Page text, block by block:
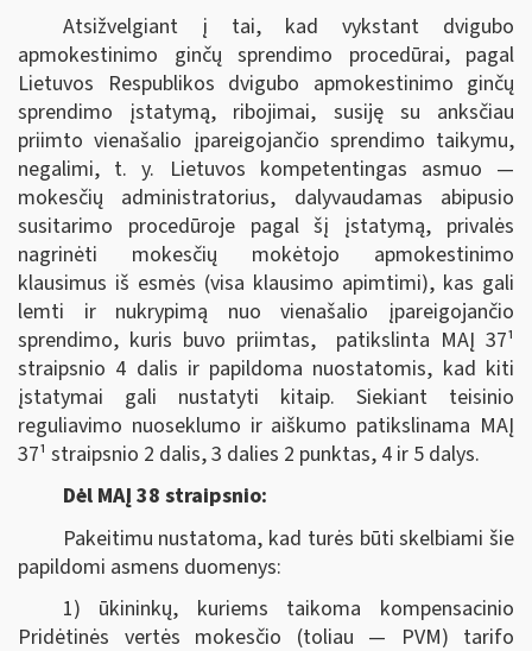
Atsižvelgiant į tai, kad vykstant dvigubo
apmokestinimo ginčų sprendimo procedūrai, pagal
Lietuvos Respublikos dvigubo apmokestinimo ginčų
sprendimo įstatymą, ribojimai, susiję su anksčiau
priimto vienašalio įpareigojančio sprendimo taikymu,
negalimi, t. y. Lietuvos kompetentingas asmuo —
mokesčių administratorius, dalyvaudamas abipusio
susitarimo procedūroje pagal šį įstatymą, privalės
nagrinėti mokesčių mokėtojo apmokestinimo
klausimus iš esmės (visa klausimo apimtimi), kas gali
lemti ir nukrypimą nuo vienašalio įpareigojančio
sprendimo, kuris buvo priimtas, patikslinta MAĮ 37¹
straipsnio 4 dalis ir papildoma nuostatomis, kad kiti
įstatymai gali nustatyti kitaip. Siekiant teisinio
reguliavimo nuoseklumo ir aiškumo patikslinama MAĮ
37¹ straipsnio 2 dalis, 3 dalies 2 punktas, 4 ir 5 dalys.
Dėl MAĮ 38 straipsnio:
Pakeitimu nustatoma, kad turės būti skelbiami šie
papildomi asmens duomenys:
1) ūkininkų, kuriems taikoma kompensacinio
Pridėtinės vertės mokesčio (toliau — PVM) tarifo